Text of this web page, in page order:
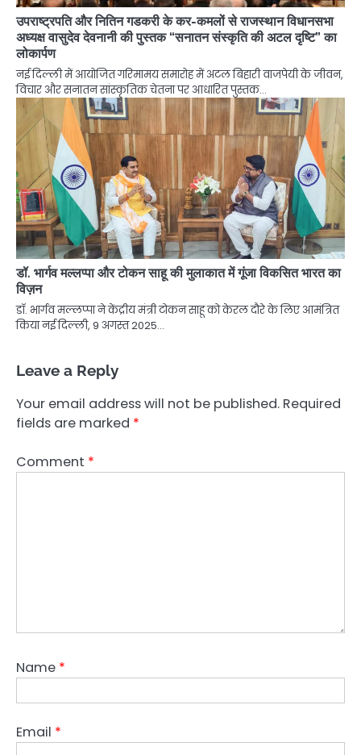
उपराष्ट्रपति और नितिन गडकरी के कर-कमलों से राजस्थान विधानसभा
अध्यक्ष वासुदेव देवनानी की पुस्तक “सनातन संस्कृति की अटल दृष्टि” का
लोकार्पण
नई दिल्ली में आयोजित गरिमामय समारोह में अटल बिहारी वाजपेयी के जीवन,
विचार और सनातन सांस्कृतिक चेतना पर आधारित पुस्तक…
डॉ. भार्गव मल्लप्पा और टोकन साहू की मुलाकात में गूंजा विकसित भारत का
विज़न
डॉ. भार्गव मल्लप्पा ने केंद्रीय मंत्री टोकन साहू को केरल दौरे के लिए आमंत्रित
किया नई दिल्ली, 9 अगस्त 2025…
Leave a Reply
Your email address will not be published. Required
fields are marked *
Comment *
Name *
Email *